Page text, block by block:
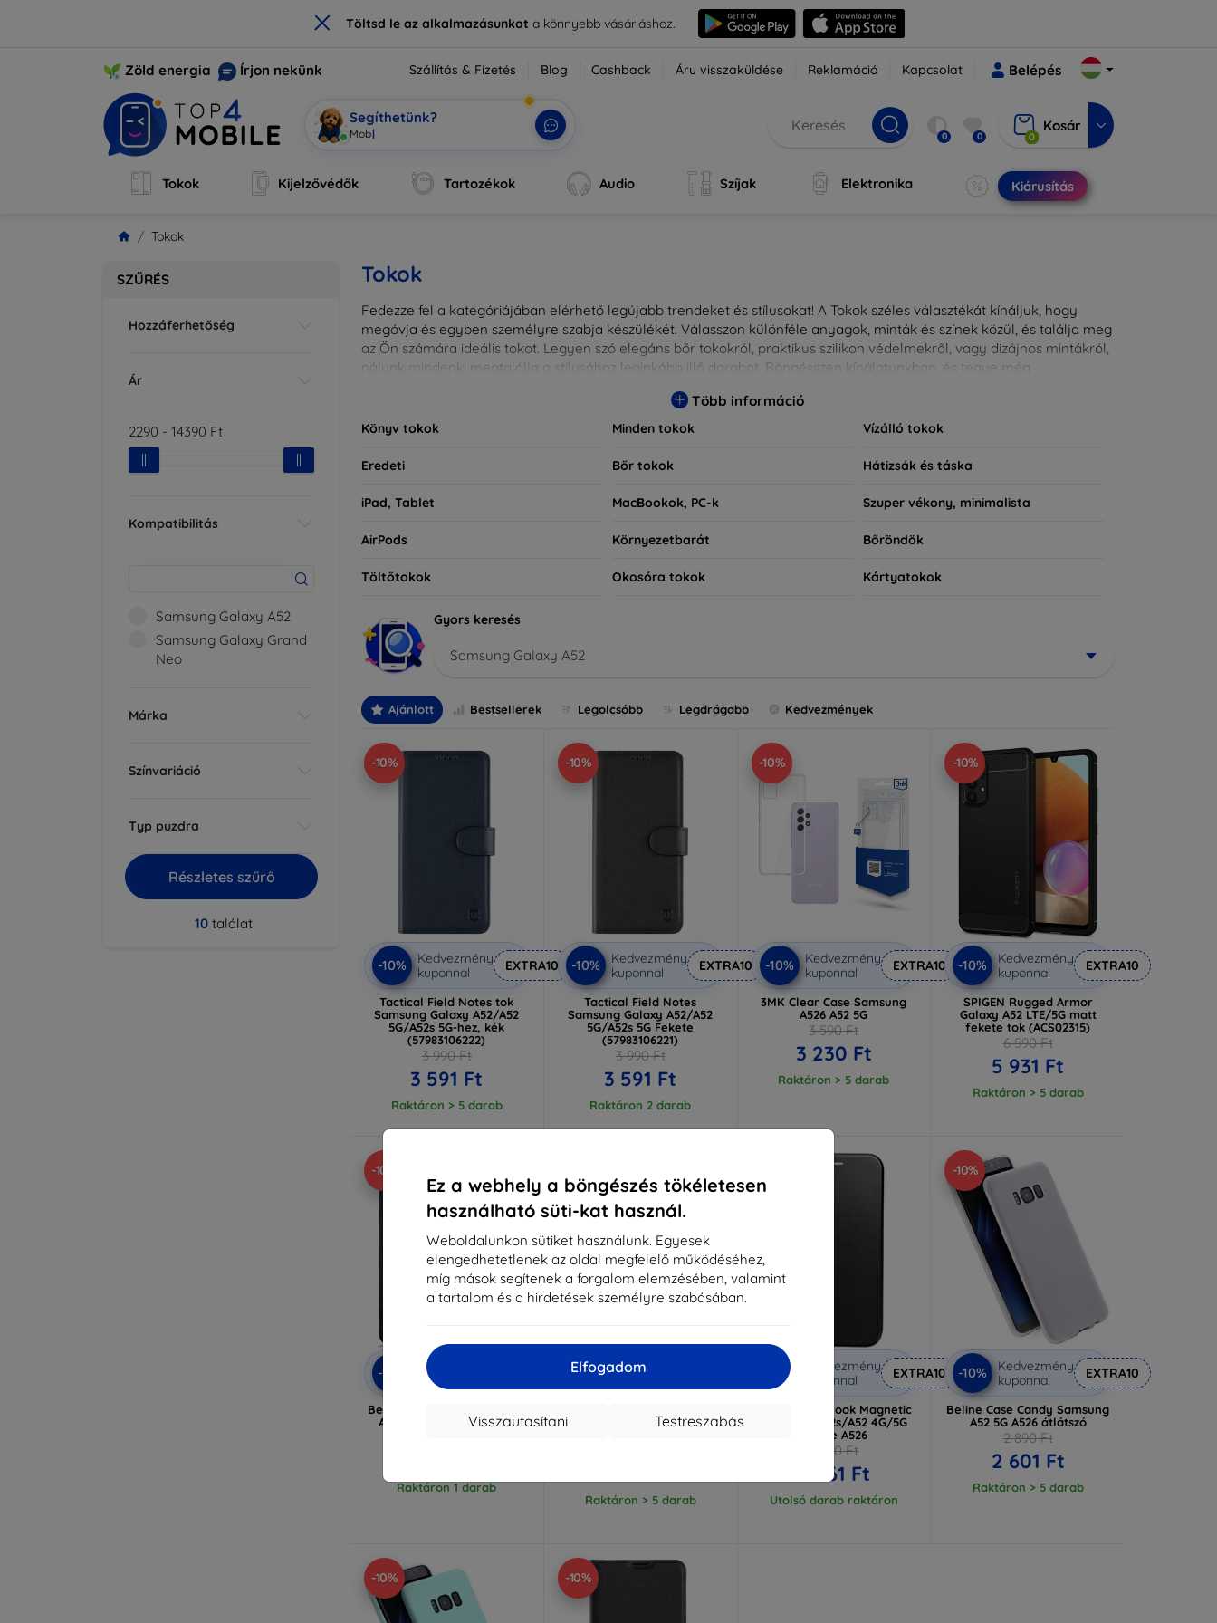
× Töltsd le az alkalmazásunkata könnyebb vásárláshoz.
Ez a webhely a böngészés tökéletesen
használható süti-kat használ.
Weboldalunkon sütiket használunk. Egyesek
elengedhetetlenek az oldal megfelelő működéséhez,
míg mások segítenek a forgalom elemzésében, valamint
a tartalom és a hirdetések személyre szabásában.
Elfogadom
Testreszabás
Visszautasítani
Zöld energia Írjon nekünk Szállítás & Fizetés Blog Cashback Áru visszaküldése Reklamáció Kapcsolat Belépés
Segíthetünk?
Mobi vagyok, 0 0 0
Kosár
Tokok Kijelzővédők Tartozékok Audio Szíjak Elektronika Kiárusítás
Tokok
SZŰRÉS
Hozzáferhetőség
Ár
2290 - 14390 Ft
Kompatibilitás
Samsung Galaxy A52
Samsung Galaxy Grand
Neo
Márka
Színvariáció
Typ puzdra
Részletes szűrő
10 találat
Tokok
Fedezze fel a kategóriájában elérhető legújabb trendeket és stílusokat! A Tokok széles választékát kínáljuk, hogy
megóvja és egyben személyre szabja készülékét. Válasszon különféle anyagok, minták és színek közül, és találja meg
az Ön számára ideális tokot. Legyen szó elegáns bőr tokokról, praktikus szilikon védelmekről, vagy dizájnos mintákról,
nálunk mindenki megtalálja a stílusához leginkább illő darabot. Böngésszen kínálatunkban, és tegye még
Több információ
Könyv tokok Minden tokok Vízálló tokok
Eredeti Bőr tokok Hátizsák és táska
iPad, Tablet MacBookok, PC-k Szuper vékony, minimalista
AirPods Környezetbarát Bőröndök
Töltőtokok Okosóra tokok Kártyatokok
Gyors keresés
Samsung Galaxy A52
Ajánlott Bestsellerek Legolcsóbb Legdrágabb Kedvezmények
-10%
-10%
Kedvezmény
kuponnal
EXTRA10
Tactical Field Notes tok
Samsung Galaxy A52/A52
5G/A52s 5G-hez, kék
(57983106222)
3 990 Ft
3 591 Ft
Raktáron > 5 darab
-10%
-10%
Kedvezmény
kuponnal
EXTRA10
Tactical Field Notes
Samsung Galaxy A52/A52
5G/A52s 5G Fekete
(57983106221)
3 990 Ft
3 591 Ft
Raktáron 2 darab
-10%
-10%
Kedvezmény
kuponnal
EXTRA10
3MK Clear Case Samsung
A526 A52 5G
3 590 Ft
3 230 Ft
Raktáron > 5 darab
-10%
-10%
Kedvezmény
kuponnal
EXTRA10
SPIGEN Rugged Armor
Galaxy A52 LTE/5G matt
fekete tok (ACS02315)
6 590 Ft
5 931 Ft
Raktáron > 5 darab
-10%
-10%
Kedvezmény
kuponnal
Beline szilikon tok Samsung
A52s/A52 4G/5G, fekete
Raktáron 1 darab
-10%
Kedvezmény
Samsung A52s/A52 4G/5G
Raktáron > 5 darab
-10%
Kedvezmény
kuponnal
EXTRA10
Beline Case Book Magnetic
Samsung A52s/A52 4G/5G
fekete A526
2 490 Ft
2 061 Ft
Utolsó darab raktáron
-10%
-10%
Kedvezmény
kuponnal
EXTRA10
Beline Case Candy Samsung
A52 5G A526 átlátszó
2 890 Ft
2 601 Ft
Raktáron > 5 darab
-10% -10%